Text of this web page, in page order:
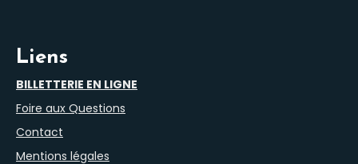
Liens
BILLETTERIE EN LIGNE
Foire aux Questions
Contact
Mentions légales